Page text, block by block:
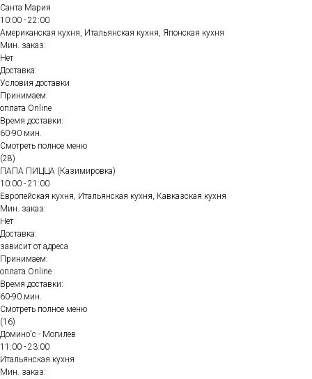
Санта Мария
10:00 - 22:00
Американская кухня, Итальянская кухня, Японская кухня
Мин. заказ:
Нет
Доставка:
Условия доставки
Принимаем:
оплата Online
Время доставки:
60-90 мин.
Смотреть полное меню
(28)
ПАПА ПИЦЦА (Казимировка)
10:00 - 21:00
Европейская кухня, Итальянская кухня, Кавказская кухня
Мин. заказ:
Нет
Доставка:
зависит от адреса
Принимаем:
оплата Online
Время доставки:
60-90 мин.
Смотреть полное меню
(16)
Домино'с - Могилев
11:00 - 23:00
Итальянская кухня
Мин. заказ: